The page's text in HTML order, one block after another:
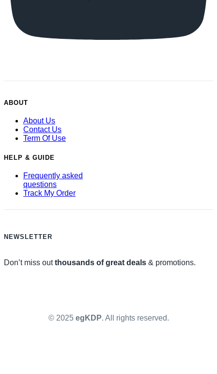
ABOUT
About Us
Contact Us
Term Of Use
HELP & GUIDE
Frequently asked
questions
Track My Order
NEWSLETTER
Don’t miss outthousands of great deals & promotions.
© 2025 egKDP. All rights reserved.